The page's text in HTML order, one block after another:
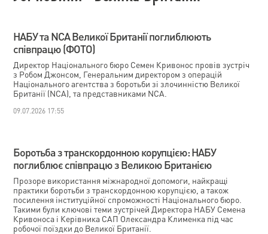
НАБУ та NCA Великої Британії поглиблюють
співпрацю (ФОТО)
Директор Національного бюро Семен Кривонос провів зустріч
з Робом Джонсом, Генеральним директором з операцій
Національного агентства з боротьби зі злочинністю Великої
Британії (NCA), та представниками NCA.
09.07.2026 17:55
Боротьба з транскордонною корупцією: НАБУ
поглиблює співпрацю з Великою Британією
Прозоре використання міжнародної допомоги, найкращі
практики боротьби з транскордонною корупцією, а також
посилення інституційної спроможності Національного бюро.
Такими були ключові теми зустрічей Директора НАБУ Семена
Кривоноса і Керівника САП Олександра Клименка під час
робочої поїздки до Великої Британії.